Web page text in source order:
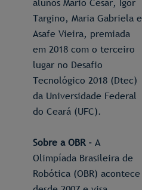
Targino, Maria Gabriela e
Asafe Vieira, premiada
em 2018 com o terceiro
lugar no Desafio
Tecnológico 2018 (Dtec)
da Universidade Federal
do Ceará (UFC).
Sobre a OBR - A
Olimpíada Brasileira de
Robótica (OBR) acontece